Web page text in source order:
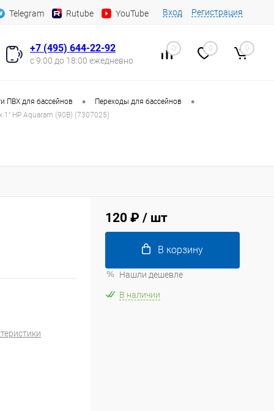
Telegram Rutube YouTube Вход Регистрация
+7 (495) 644-22-92
с 9:00 до 18:00 ежедневно
0 0 0
ПВХ для бассейнов • Переходы для бассейнов •
НР Aquaram (90В) (7307025)
120 ₽ / шт
В корзину
Нашли дешевле
В наличии